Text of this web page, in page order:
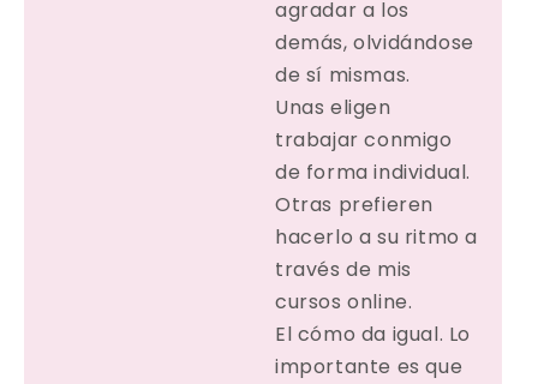
agradar a los
demás, olvidándose
de sí mismas.
Unas eligen
trabajar conmigo
de forma individual.
Otras prefieren
hacerlo a su ritmo a
través de mis
cursos online.
El cómo da igual. Lo
importante es que